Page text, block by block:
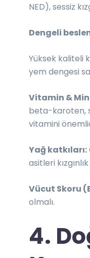
NED), sessiz
Dengeli
Yüksek kaliteli
yem dengesi
Vitamin &
beta-karoten,
vitamini
Yağ katkıları:
asitleri
Vücut Skoru
olmalı.
4.